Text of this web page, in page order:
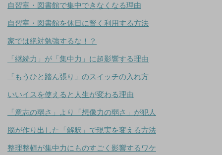
自習室・図書館で集中できなくなる理由
自習室・図書館を休日に賢く利用する方法
家では絶対勉強するな！？
「継続力」が「集中力」に超影響する理由
「もうひと踏ん張り」のスイッチの入れ方
いいイスを使えると人生が変わる理由
「意志の弱さ」より「想像力の弱さ」が犯人
脳が作り出した「解釈」で現実を変える方法
整理整頓が集中力にものすごく影響するワケ